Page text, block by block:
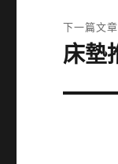
文
章:
下一篇文章
下
篇
床墊